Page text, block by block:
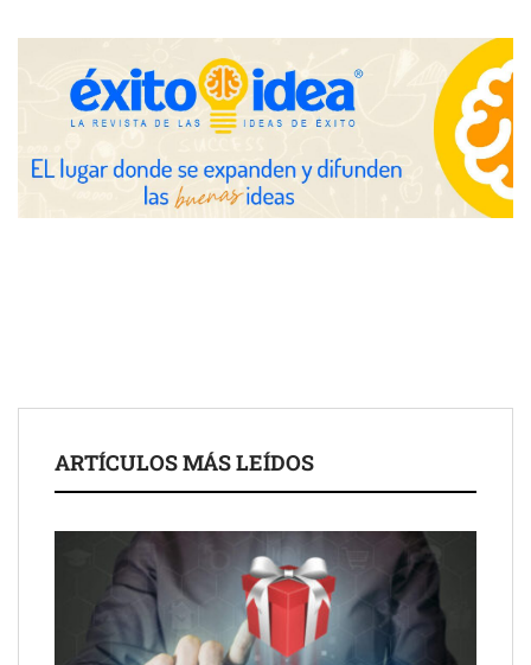
La luz roja, el nuevo aftersun, actúa en la recuperación de la piel
después del sol
Eulalia Roig lanza ‘The Journal’, una revista digital mensual de
entrevistas y fotografía editorial
UrbanPay lanza en 19 mercados europeos su solución de pagos
inmobiliarios: hasta 82% de ahorro por cobro
Gestoría Online reduce a unas horas el alta de autónomo
ARTÍCULOS MÁS LEÍDOS